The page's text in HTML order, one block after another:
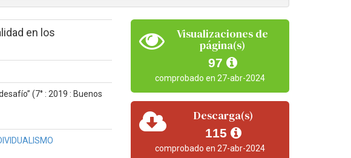
en los
(7° : 2019 : Buenos
Visualizaciones de
página(s)
97
comprobado en 27-abr-2024
Descarga(s)
115
comprobado en 27-abr-2024